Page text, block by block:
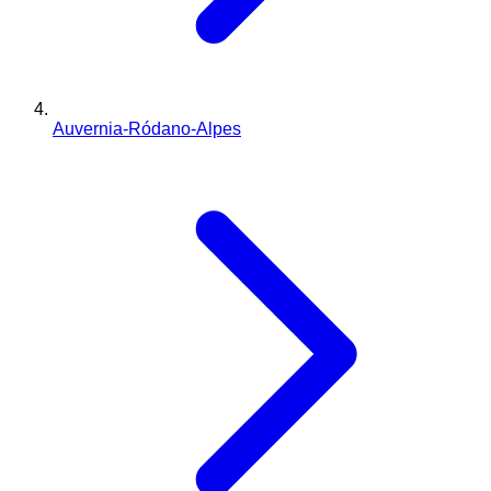
Auvernia-Ródano-Alpes